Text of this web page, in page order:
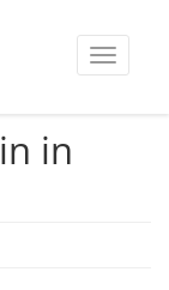
Toggle
in